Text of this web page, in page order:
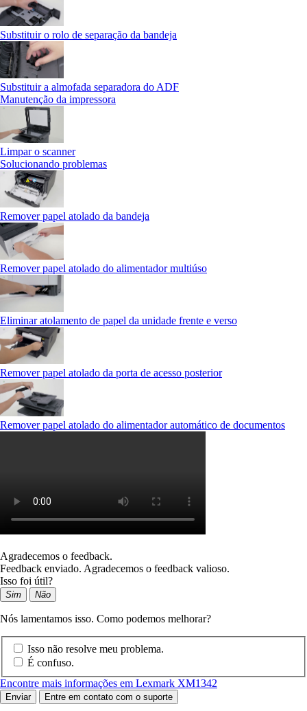
Substituir o rolo de separação da bandeja
Substituir a almofada separadora do ADF
Manutenção da impressora
Limpar o scanner
Solucionando problemas
Remover papel atolado da bandeja
Remover papel atolado do alimentador multiúso
Eliminar atolamento de papel da unidade frente e verso
Remover papel atolado da porta de acesso posterior
Remover papel atolado do alimentador automático de documentos
Agradecemos o feedback.
Feedback enviado. Agradecemos o feedback valioso.
Isso foi útil?
Sim Não
Nós lamentamos isso. Como podemos melhorar?
Isso não resolve meu problema.
É confuso.
Encontre mais informações em Lexmark XM1342
Enviar Entre em contato com o suporte